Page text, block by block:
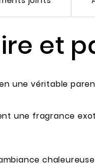
et
une véritable
une fragrance